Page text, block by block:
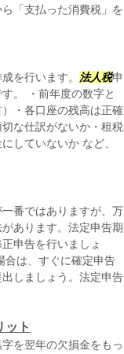
「支払った消費税」を
を行います。 法人税申
。 ・前年度の数字と
・各口座の残高は正確
な仕訳がないか・租税
していないか など、
番ではありますが、万
あります。法定申告期
申告を行いましょ
合は、すぐに確定申告
しましょう。法定申告
ット
を翌年の欠損金をもっ